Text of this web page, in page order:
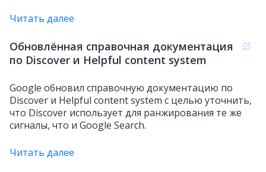
Читать далее
Обновлённая справочная документация
по Discover и Helpful content system
Google обновил справочную документацию по
Discover и Helpful content system с целью уточнить,
что Discover использует для ранжирования те же
сигналы, что и Google Search.
Читать далее